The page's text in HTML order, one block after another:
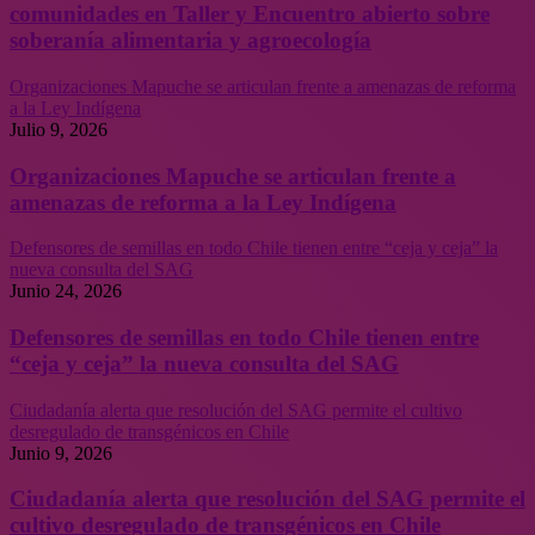
comunidades en Taller y Encuentro abierto sobre
soberanía alimentaria y agroecología
Organizaciones Mapuche se articulan frente a amenazas de reforma
a la Ley Indígena
Julio 9, 2026
Organizaciones Mapuche se articulan frente a
amenazas de reforma a la Ley Indígena
Defensores de semillas en todo Chile tienen entre “ceja y ceja” la
nueva consulta del SAG
Junio 24, 2026
Defensores de semillas en todo Chile tienen entre
“ceja y ceja” la nueva consulta del SAG
Ciudadanía alerta que resolución del SAG permite el cultivo
desregulado de transgénicos en Chile
Junio 9, 2026
Ciudadanía alerta que resolución del SAG permite el
cultivo desregulado de transgénicos en Chile